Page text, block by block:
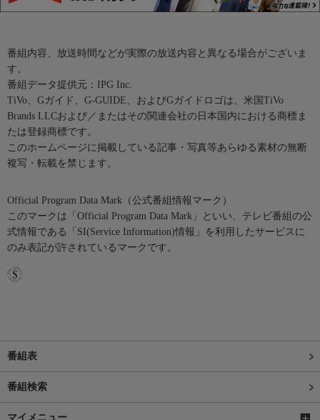
番組内容、放送時間などが実際の放送内容と異なる場合がございま
す。
番組データ提供元：IPG Inc.
TiVo、Gガイド、G-GUIDE、およびGガイドロゴは、米国TiVo
Brands LLCおよび／またはその関連会社の日本国内における商標ま
たは登録商標です。
このホームページに掲載している記事・写真等あらゆる素材の無断
複写・転載を禁じます。
Official Program Data Mark（公式番組情報マーク）
このマークは「Official Program Data Mark」といい、テレビ番組の公
式情報である「SI(Service Information)情報」を利用したサービスに
のみ表記が許されているマークです。
番組表
番組検索
マイメニュー